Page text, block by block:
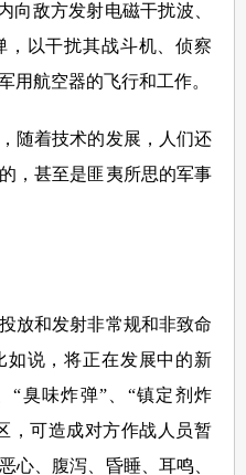
敌方发射电磁干扰波、
以干扰其战斗机、侦察
用航空器的飞行和工作。
着技术的发展，人们还
，甚至是匪夷所思的军事
和发射非常规和非致命
如说，将正在发展中的新
“臭味炸弹”、“镇定剂炸
，可造成对方作战人员暂
心、腹泻、昏睡、耳鸣、